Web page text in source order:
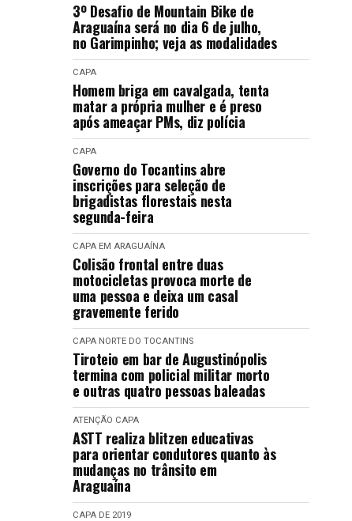
3º Desafio de Mountain Bike de
Araguaína será no dia 6 de julho,
no Garimpinho; veja as modalidades
CAPA
Homem briga em cavalgada, tenta
matar a própria mulher e é preso
após ameaçar PMs, diz polícia
CAPA
Governo do Tocantins abre
inscrições para seleção de
brigadistas florestais nesta
segunda-feira
CAPA EM ARAGUAÍNA
Colisão frontal entre duas
motocicletas provoca morte de
uma pessoa e deixa um casal
gravemente ferido
CAPA NORTE DO TOCANTINS
Tiroteio em bar de Augustinópolis
termina com policial militar morto
e outras quatro pessoas baleadas
ATENÇÃO CAPA
ASTT realiza blitzen educativas
para orientar condutores quanto às
mudanças no trânsito em
Araguaína
CAPA DE 2019